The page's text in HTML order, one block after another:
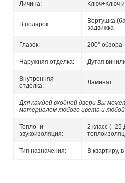
Личина: Ключ+Ключ
В подарок:
Вертушка
задвижка
Глазок: 200° обзора
Наружняя отделка: Дутая
Внутренняя
отделка:
Ламинат
Для каждой входной двери Вы
материалом любого цвета и
Тепло- и
звукоизоляция:
2 класс ( -
Тип назначения: В квартиру,